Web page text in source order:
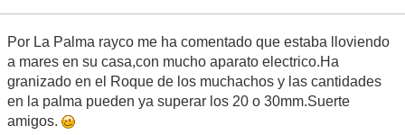
Por La Palma rayco me ha comentado que estaba lloviendo
a mares en su casa,con mucho aparato electrico.Ha
granizado en el Roque de los muchachos y las cantidades
en la palma pueden ya superar los 20 o 30mm.Suerte
amigos.